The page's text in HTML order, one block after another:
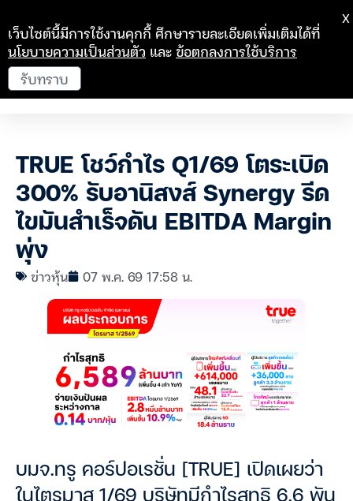
TRUE โชว์กำไร Q1/69 โตระเบิด
300% รับอานิสงส์ Synergy รีด
ไขมันสำเร็จดัน EBITDA Margin
พุ่ง
ข่าวหุ้น 07 พ.ค. 69 17:58 น.
บมจ.ทรู คอร์ปอเรชั่น [TRUE] เปิดเผยว่า
ในไตรมาส 1/69 บริษัทมีกำไรสุทธิ 6.6 พัน
เว็บไซต์นี้มีการใช้งานคุกกี้ ศึกษารายละเอียดเพิ่มเติมได้ที่
นโยบายความเป็นส่วนตัว และข้อตกลงการใช้บริการ
รับทราบ
X